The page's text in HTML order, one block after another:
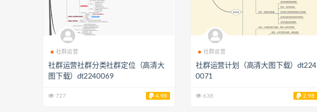
社群运营
社群运营社群分类社群定位（高清大
图下载）dt2240069
727 4.98
社群运营
社群运营计划（高清大图下载）dt224
0071
638 2.98